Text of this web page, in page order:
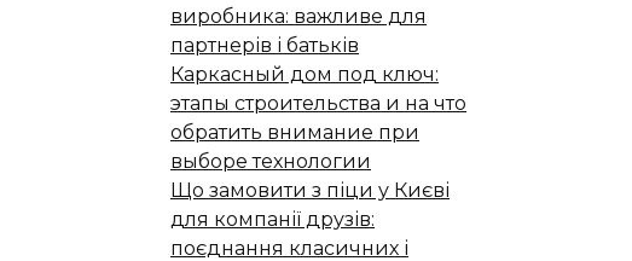
виробника: важливе для
партнерів і батьків
Каркасный дом под ключ:
этапы строительства и на что
обратить внимание при
выборе технологии
Що замовити з піци у Києві
для компанії друзів:
поєднання класичних і